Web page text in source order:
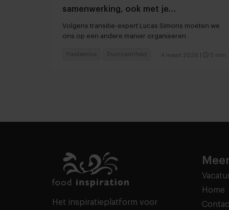
samenwerking, ook met je
concurrenten
Volgens transitie-expert Lucas Simons moeten we
ons op een andere manier organiseren
4 maart 2026 5 min
Foodservice Duurzaamheid
Het inspiratieplatform voor
Home